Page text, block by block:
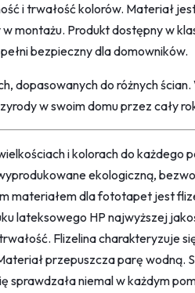
i trwałość kolorów. Materiał
montażu. Produkt dostępny w
bezpieczny dla domowników.
dopasowanych do różnych
w swoim domu przez cały
i kolorach do każdego
ekologiczną,
materiałem dla fototapet jest
lateksowego HP najwyższej
Flizelina charakteryzuje
przepuszcza parę wodną.
sprawdzała niemal w każdym